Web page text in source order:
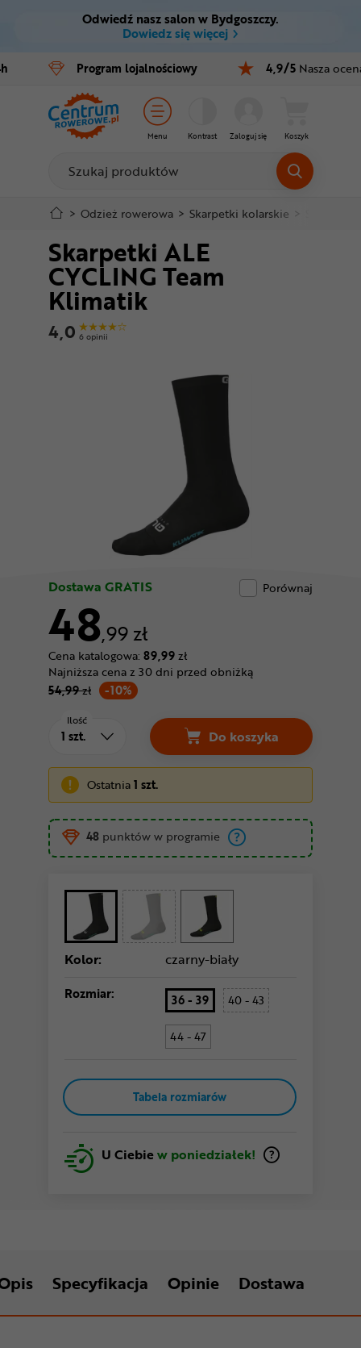
Ctrl M
Menu główne
Informacje o produkcie
Do koszyka
Szczegółowe informacje
Stopka
Mapa strony
Odwiedź nasz salon w Bydgoszczy.
Dowiedz się więcej
Program lojalnościowy 4,9/5 Nasza
Menu Kontrast Zaloguj się Koszyk
Rowery
E-bike
Części
Akcesoria
Odzież
Kaski
Buty
Warsztat
> Odzież rowerowa > Skarpetki kolarskie >
Skarpetki ALE
CYCLING Team
Klimatik
4,0 6 opinii
Dostawa GRATIS Porównaj
48,99 zł
Cena katalogowa: 89,99zł
-10%
Najniższa cena z 30 dni przed obniżką
54,99zł
Ilość
Do koszyka
Skarpetki ALE
Ostatnia1 szt.
48 punktów w programie
Kolor: czarny-biały
Rozmiar: 36 - 39 40 - 43
44 - 47
Tabela rozmiarów
U Ciebiew poniedziałek!
Specyfikacja Opinie Dostawa